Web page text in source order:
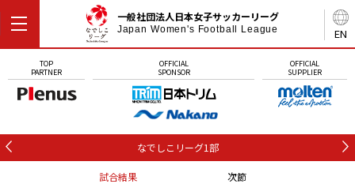
EN
一般社団法人日本女子サッカーリーグ
Japan Women's Football League
TOP
PARTNER
OFFICIAL
SPONSOR
OFFICIAL
SUPPLIER
なでしこリーグ1部
試合結果 次節